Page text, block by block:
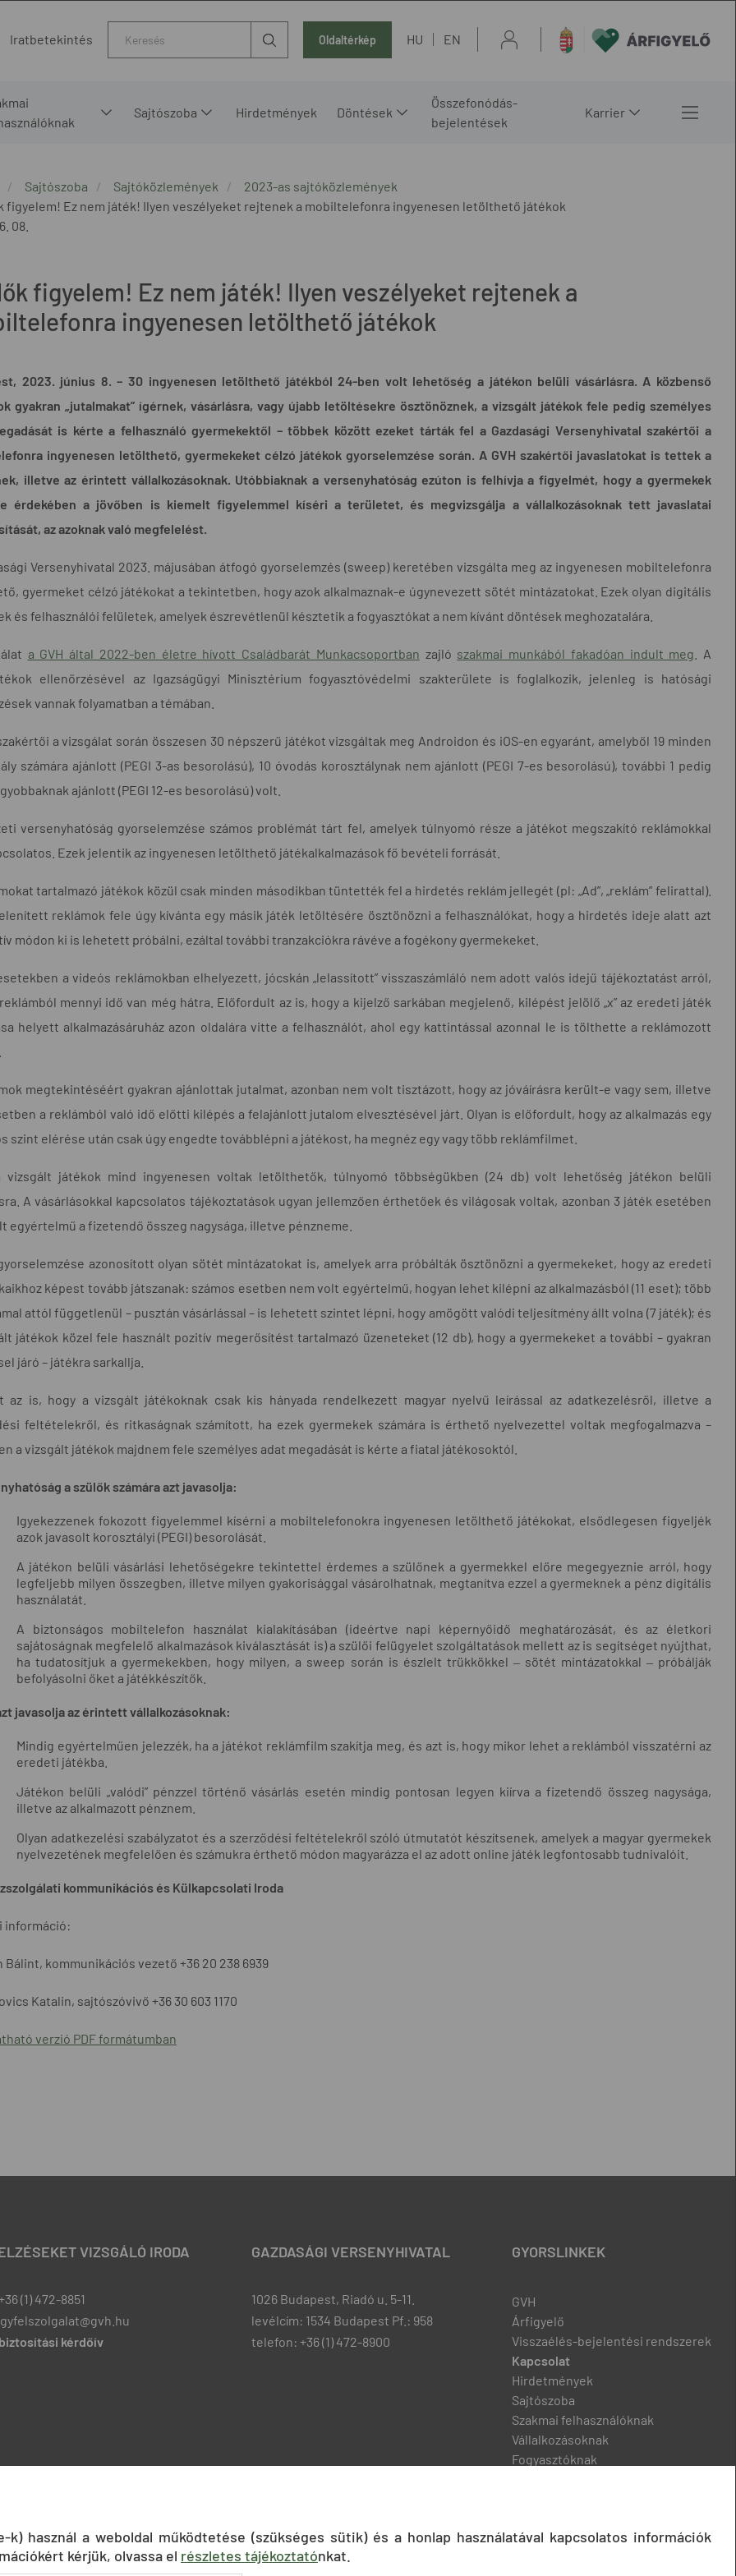
Iratbetekintés Oldaltérkép HU EN
Sajtószoba Hirdetmények Döntések
Összefonódás-
bejelentések
Karrier
Sajtószoba Sajtóközlemények
2023-as sajtóközlemények
figyelem! Ez nem játék! Ilyen veszélyeket rejtenek a mobiltelefonra ingyenesen letölthető játékok
08.
figyelem! Ez nem játék! Ilyen veszélyeket rejtenek a
ingyenesen letölthető játékok
2023. június 8. – 30 ingyenesen letölthető játékból 24-ben volt lehetőség a játékon belüli vásárlásra. A közbenső
gyakran „jutalmakat” ígérnek, vásárlásra, vagy újabb letöltésekre ösztönöznek, a vizsgált játékok fele pedig személyes
is kérte a felhasználó gyermekektől – többek között ezeket tárták fel a Gazdasági Versenyhivatal szakértői a
ingyenesen letölthető, gyermekeket célzó játékok gyorselemzése során. A GVH szakértői javaslatokat is tettek a
illetve az érintett vállalkozásoknak. Utóbbiaknak a versenyhatóság ezúton is felhívja a figyelmét, hogy a gyermekek
érdekében a jövőben is kiemelt figyelemmel kíséri a területet, és megvizsgálja a vállalkozásoknak tett javaslatai
az azoknak való megfelelést.
Versenyhivatal 2023. májusában átfogó gyorselemzés (sweep) keretében vizsgálta meg az ingyenesen mobiltelefonra
gyermeket célzó játékokat a tekintetben, hogy azok alkalmaznak-e úgynevezett sötét mintázatokat. Ezek olyan digitális
és felhasználói felületek, amelyek észrevétlenül késztetik a fogyasztókat a nem kívánt döntések meghozatalára.
a GVH által 2022-ben életre hívott Családbarát Munkacsoportban zajló szakmai munkából fakadóan indult meg . A
ellenőrzésével az Igazságügyi Minisztérium fogyasztóvédelmi szakterülete is foglalkozik, jelenleg is hatósági
vannak folyamatban a témában.
a vizsgálat során összesen 30 népszerű játékot vizsgáltak meg Androidon és iOS-en egyaránt, amelyből 19 minden
számára ajánlott (PEGI 3-as besorolású), 10 óvodás korosztálynak nem ajánlott (PEGI 7-es besorolású), további 1 pedig
ajánlott (PEGI 12-es besorolású) volt.
versenyhatóság gyorselemzése számos problémát tárt fel, amelyek túlnyomó része a játékot megszakító reklámokkal
Ezek jelentik az ingyenesen letölthető játékalkalmazások fő bevételi forrását.
tartalmazó játékok közül csak minden másodikban tüntették fel a hirdetés reklám jellegét (pl: „Ad”, „reklám” felirattal).
reklámok fele úgy kívánta egy másik játék letöltésére ösztönözni a felhasználókat, hogy a hirdetés ideje alatt azt
módon ki is lehetett próbálni, ezáltal további tranzakciókra rávéve a fogékony gyermekeket.
a videós reklámokban elhelyezett, jócskán „lelassított” visszaszámláló nem adott valós idejű tájékoztatást arról,
mennyi idő van még hátra. Előfordult az is, hogy a kijelző sarkában megjelenő, kilépést jelölő „x” az eredeti játék
helyett alkalmazásáruház azon oldalára vitte a felhasználót, ahol egy kattintással azonnal le is tölthette a reklámozott
megtekintéséért gyakran ajánlottak jutalmat, azonban nem volt tisztázott, hogy az jóváírásra került-e vagy sem, illetve
a reklámból való idő előtti kilépés a felajánlott jutalom elvesztésével járt. Olyan is előfordult, hogy az alkalmazás egy
szint elérése után csak úgy engedte továbblépni a játékost, ha megnéz egy vagy több reklámfilmet.
vizsgált játékok mind ingyenesen voltak letölthetők, túlnyomó többségükben (24 db) volt lehetőség játékon belüli
A vásárlásokkal kapcsolatos tájékoztatások ugyan jellemzően érthetőek és világosak voltak, azonban 3 játék esetében
egyértelmű a fizetendő összeg nagysága, illetve pénzneme.
azonosított olyan sötét mintázatokat is, amelyek arra próbálták ösztönözni a gyermekeket, hogy az eredeti
képest tovább játszanak: számos esetben nem volt egyértelmű, hogyan lehet kilépni az alkalmazásból (11 eset); több
attól függetlenül – pusztán vásárlással – is lehetett szintet lépni, hogy amögött valódi teljesítmény állt volna (7 játék); és
játékok közel fele használt pozitív megerősítést tartalmazó üzeneteket (12 db), hogy a gyermekeket a további – gyakran
járó – játékra sarkallja.
az is, hogy a vizsgált játékoknak csak kis hányada rendelkezett magyar nyelvű leírással az adatkezelésről, illetve a
feltételekről, és ritkaságnak számított, ha ezek gyermekek számára is érthető nyelvezettel voltak megfogalmazva –
a vizsgált játékok majdnem fele személyes adat megadását is kérte a fiatal játékosoktól.
a szülők számára azt javasolja:
Igyekezzenek fokozott figyelemmel kísérni a mobiltelefonokra ingyenesen letölthető játékokat, elsődlegesen figyeljék
azok javasolt korosztályi (PEGI) besorolását.
A játékon belüli vásárlási lehetőségekre tekintettel érdemes a szülőnek a gyermekkel előre megegyeznie arról, hogy
legfeljebb milyen összegben, illetve milyen gyakorisággal vásárolhatnak, megtanítva ezzel a gyermeknek a pénz digitális
használatát.
A biztonságos mobiltelefon használat kialakításában (ideértve napi képernyőidő meghatározását, és az életkori
sajátoságnak megfelelő alkalmazások kiválasztását is) a szülői felügyelet szolgáltatások mellett az is segítséget nyújthat,
ha tudatosítjuk a gyermekekben, hogy milyen, a sweep során is észlelt trükkökkel ‒ sötét mintázatokkal ‒ próbálják
befolyásolni őket a játékkészítők.
javasolja az érintett vállalkozásoknak:
Mindig egyértelműen jelezzék, ha a játékot reklámfilm szakítja meg, és azt is, hogy mikor lehet a reklámból visszatérni az
eredeti játékba.
Játékon belüli „valódi” pénzzel történő vásárlás esetén mindig pontosan legyen kiírva a fizetendő összeg nagysága,
illetve az alkalmazott pénznem.
Olyan adatkezelési szabályzatot és a szerződési feltételekről szóló útmutatót készítsenek, amelyek a magyar gyermekek
nyelvezetének megfelelően és számukra érthető módon magyarázza el az adott online játék legfontosabb tudnivalóit.
kommunikációs és Külkapcsolati Iroda
információ:
Bálint, kommunikációs vezető +36 20 238 6939
Katalin, sajtószóvivő +36 30 603 1170
verzió PDF formátumban
VIZSGÁLÓ IRODA
(1) 472-8851
kérdőív
GAZDASÁGI VERSENYHIVATAL
1026 Budapest, Riadó u. 5-11.
levélcím: 1534 Budapest Pf.: 958
telefon: +36 (1) 472-8900
GYORSLINKEK
GVH
Árfigyelő
Visszaélés-bejelentési rendszerek
Kapcsolat
Hirdetmények
Sajtószoba
Szakmai felhasználóknak
Vállalkozásoknak
Fogyasztóknak
k) használ a weboldal működtetése (szükséges sütik) és a honlap használatával kapcsolatos információk
kérjük, olvassa el részletes tájékoztatónkat.